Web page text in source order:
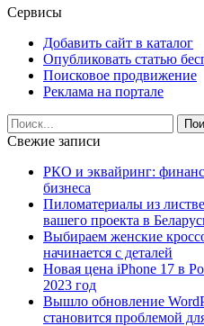
Сервисы
Добавить сайт в каталог
Опубликовать статью
Поисковое продвижение
Реклама на портале
Свежие записи
РКО и эквайринг:
бизнеса
Пиломатериалы из
вашего проекта в
Выбираем женские
начинается с деталей
Новая цена iPhone 17 в
2023 год
Вышло обновление
становится проблемой